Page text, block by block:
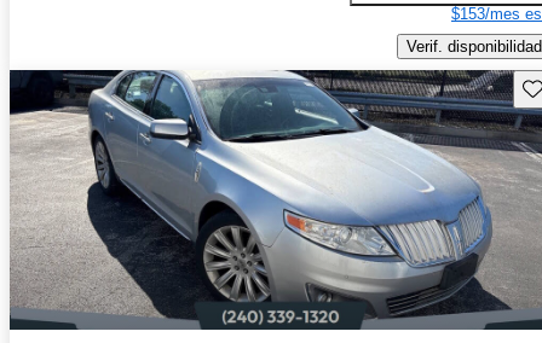
$153/mes
Verif. disponibilidad